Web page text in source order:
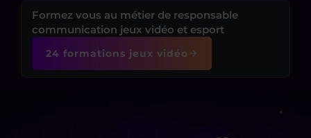
Formez vous au métier de responsable
communication jeux vidéo et esport
24 formations jeux vidéo